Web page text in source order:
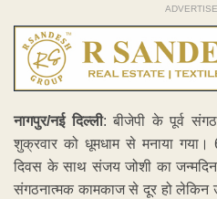
नागपुर/नई दिल्ली: बीजेपी के पूर्व
शुक्रवार को धूमधाम से मनाया गया।
दिवस के साथ संजय जोशी का
संगठनात्मक कामकाज से दूर हो लेकिन